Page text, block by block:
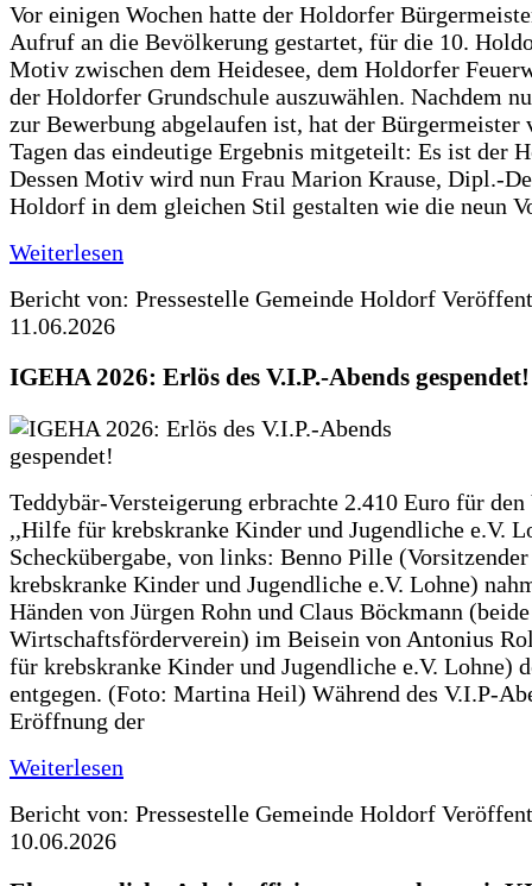
Vor einigen Wochen hatte der Holdorfer
Aufruf an die Bevölkerung gestartet, für die 10.
Motiv zwischen dem Heidesee, dem Holdorfer
der Holdorfer Grundschule auszuwählen. Nachdem
zur Bewerbung abgelaufen ist, hat der Bürgermeister
Tagen das eindeutige Ergebnis mitgeteilt: Es ist der
Dessen Motiv wird nun Frau Marion Krause, Dipl.-
Holdorf in dem gleichen Stil gestalten wie die neun
Weiterlesen
Bericht von: Pressestelle Gemeinde Holdorf
11.06.2026
IGEHA 2026: Erlös des V.I.P.-Abends gespendet!
Teddybär-Versteigerung erbrachte 2.410 Euro für den
,,Hilfe für krebskranke Kinder und Jugendliche e.V.
Scheckübergabe, von links: Benno Pille
krebskranke Kinder und Jugendliche e.V. Lohne)
Händen von Jürgen Rohn und Claus Böckmann
Wirtschaftsförderverein) im Beisein von Antonius
für krebskranke Kinder und Jugendliche e.V. Lohne)
entgegen. (Foto: Martina Heil) Während des V.I.P-
Eröffnung der
Weiterlesen
Bericht von: Pressestelle Gemeinde Holdorf
10.06.2026